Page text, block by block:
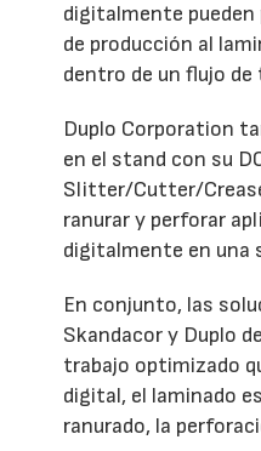
digitalmente pueden
de producción al
dentro de un flujo
Duplo Corporation
en el stand con su
Slitter/Cutter/
ranurar y perforar
digitalmente en una
En conjunto, las
Skandacor y Duplo
trabajo optimizado
digital, el laminado
ranurado, la